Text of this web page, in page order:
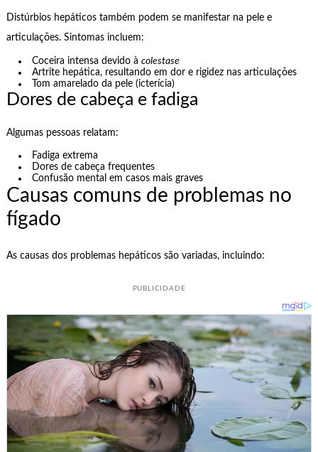
Distúrbios hepáticos também podem se manifestar na pele e
articulações. Sintomas incluem:
Coceira intensa devido àcolestase
Artrite hepática, resultando em dor e rigidez nas articulações
Tom amarelado da pele (icterícia)
Dores de cabeça e fadiga
Algumas pessoas relatam:
Fadiga extrema
Dores de cabeça frequentes
Confusão mental em casos mais graves
Causas comuns de problemas no
fígado
As causas dos problemas hepáticos são variadas, incluindo:
PUBLICIDADE